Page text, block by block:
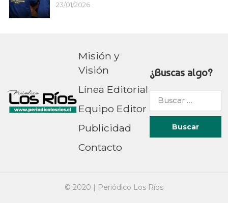
23/01/2026
Misión y
Visión
Línea Editorial
Equipo Editor
Publicidad
Contacto
¿Buscas algo?
Buscar
por:
© 2020 | Periódico Los Ríos